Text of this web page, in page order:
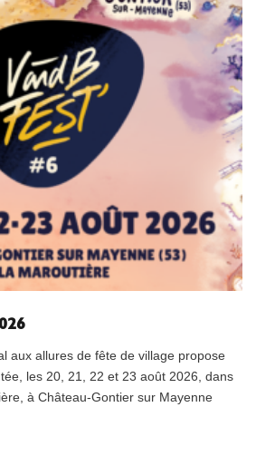
aux allures de fête de village propose
les 20, 21, 22 et 23 août 2026, dans
à Château-Gontier sur Mayenne